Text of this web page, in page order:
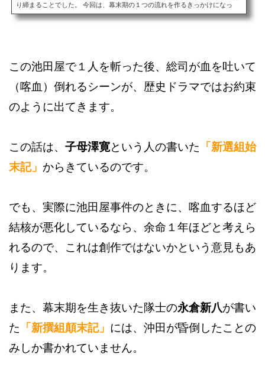
り締まることでした。 今回は、幕末期の１つの流れを作るきっかけになっ
た、「池田屋事件」を紹介します。 最後に、池田屋跡地の居酒屋「はなの
この池田屋で１人を斬った後、総司が血を吐いて
（喀血）倒れるシーンが、歴史ドラマではお約束
のように出てきます。
この話は、 子母澤寛という人の書いた 「新選組始
末記」 からきているのです。
でも、実際に池田屋事件のときに、喀血するほど
結核が悪化しているなら、余命１年ほどと考えら
れるので、これは創作ではないかという意見もあ
ります。
また、幕末期を生き抜いた隊士の永倉新八が書い
た 「新撰組顛末記」 には、沖田が昏倒したことの
みしか書かれていません。